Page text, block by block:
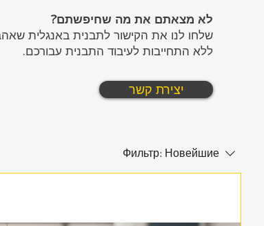
לא מצאתם את מה שחיפשתם?
שלחו לנו את הקישור לתבנית באנגלית
ללא התחייבות לעיבוד התבנית עבורכם.
יצירת קשר
Фильтр: Новейшие